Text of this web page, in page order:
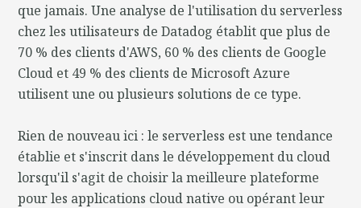
que jamais. Une analyse de l'utilisation du serverless
chez les utilisateurs de Datadog établit que plus de
70 % des clients d'AWS, 60 % des clients de Google
Cloud et 49 % des clients de Microsoft Azure
utilisent une ou plusieurs solutions de ce type.
Rien de nouveau ici : le serverless est une tendance
établie et s'inscrit dans le développement du cloud
lorsqu'il s'agit de choisir la meilleure plateforme
pour les applications cloud native ou opérant leur